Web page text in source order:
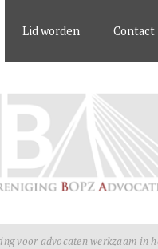
Lid worden Contact
voor advocaten werkzaam in